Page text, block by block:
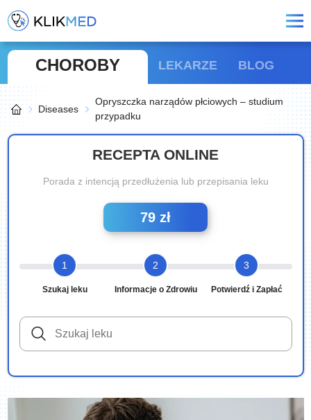
CHOROBY LEKARZE BLOG
Diseases
Opryszczka narządów płciowych – studium
przypadku
RECEPTA ONLINE
Porada z intencją przedłużenia lub przepisania leku
79 zł
1
Szukaj leku
2
Informacje o Zdrowiu
3
Potwierdź i Zapłać